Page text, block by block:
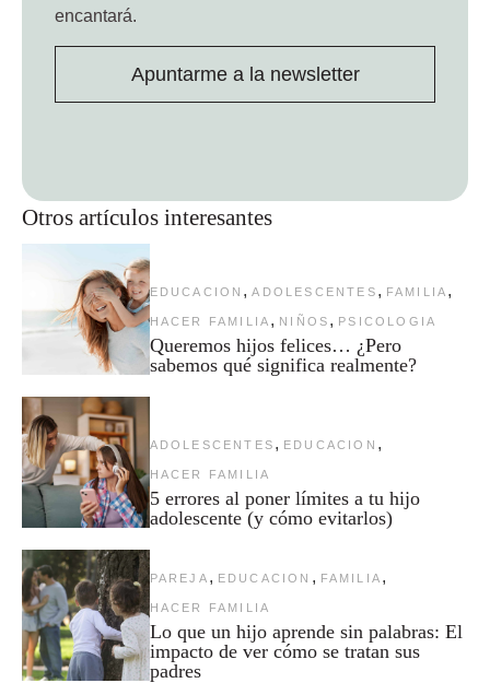
Otros artículos interesantes
EDUCACION , ADOLESCENTES , FAMILIA ,
HACER FAMILIA , NIÑOS , PSICOLOGIA
Queremos hijos felices… ¿Pero
sabemos qué significa realmente?
ADOLESCENTES , EDUCACION ,
HACER FAMILIA
5 errores al poner límites a tu hijo
adolescente (y cómo evitarlos)
PAREJA , EDUCACION , FAMILIA ,
HACER FAMILIA
Lo que un hijo aprende sin palabras: El
impacto de ver cómo se tratan sus
padres
encantará.
Apuntarme a la newsletter